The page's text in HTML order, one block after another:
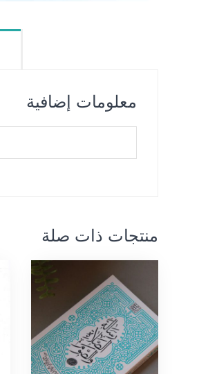
معلومات إضافية
منتجات ذات صلة